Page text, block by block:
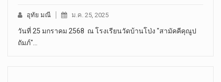
อุทัย มณี ม.ค. 25, 2025
วันที่ 25 มกราคม 2568 ณ โรงเรียนวัดบ้านโป่ง "สามัคคีคุณูป
ถัมภ์"…